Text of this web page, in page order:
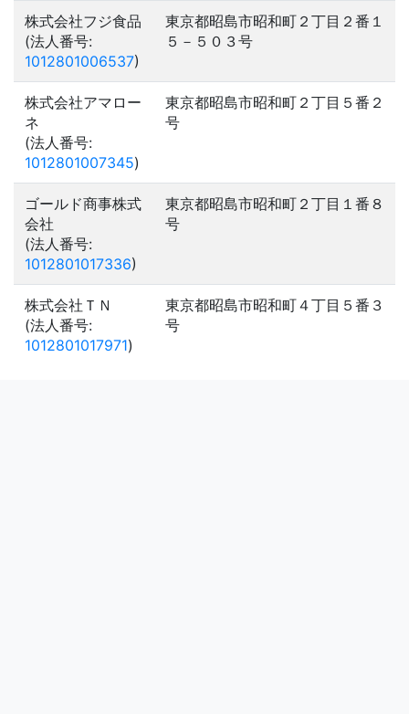
株式会社フジ食品
(法人番号:
1012801006537)
東京都昭島市昭和町２丁目２番１
５－５０３号
株式会社アマロー
ネ
(法人番号:
1012801007345)
東京都昭島市昭和町２丁目５番２
号
ゴールド商事株式
会社
(法人番号:
1012801017336)
東京都昭島市昭和町２丁目１番８
号
株式会社ＴＮ
(法人番号:
1012801017971)
東京都昭島市昭和町４丁目５番３
号